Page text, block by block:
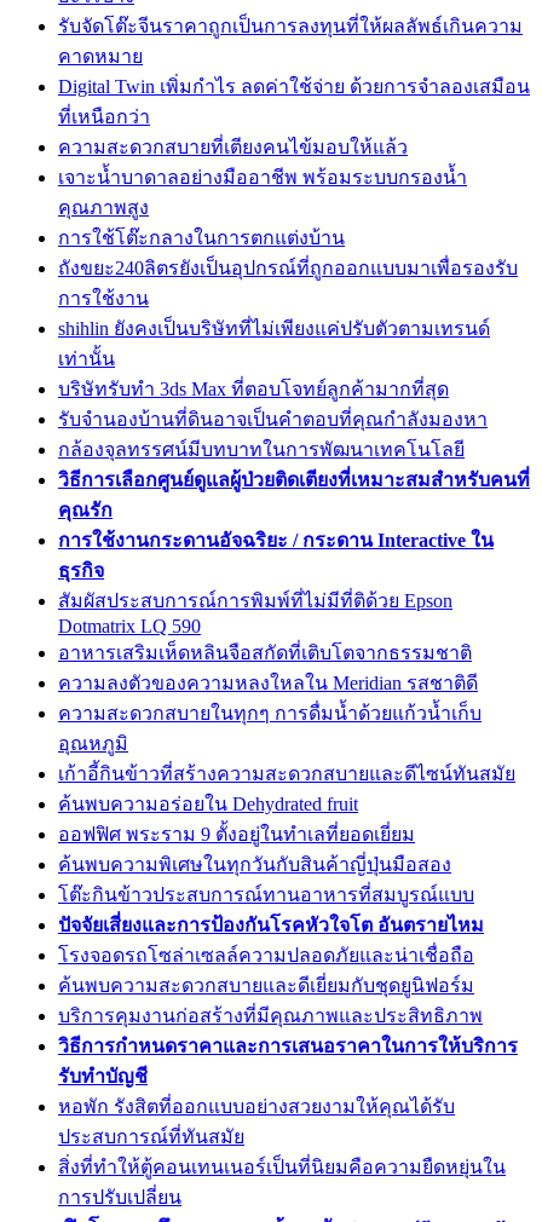
รับจัดโต๊ะจีนราคาถูกเป็นการลงทุนที่ให้ผลลัพธ์เกินความ
คาดหมาย
Digital Twin เพิ่มกำไร ลดค่าใช้จ่าย ด้วยการจำลองเสมือน
ที่เหนือกว่า
ความสะดวกสบายที่เตียงคนไข้มอบให้แล้ว
เจาะน้ำบาดาลอย่างมืออาชีพ พร้อมระบบกรองน้ำ
คุณภาพสูง
การใช้โต๊ะกลางในการตกแต่งบ้าน
ถังขยะ240ลิตรยังเป็นอุปกรณ์ที่ถูกออกแบบมาเพื่อรองรับ
การใช้งาน
shihlin ยังคงเป็นบริษัทที่ไม่เพียงแค่ปรับตัวตามเทรนด์
เท่านั้น
บริษัทรับทำ 3ds Max ที่ตอบโจทย์ลูกค้ามากที่สุด
รับจำนองบ้านที่ดินอาจเป็นคำตอบที่คุณกำลังมองหา
กล้องจุลทรรศน์มีบทบาทในการพัฒนาเทคโนโลยี
วิธีการเลือกศูนย์ดูแลผู้ป่วยติดเตียงที่เหมาะสมสำหรับคนที่
คุณรัก
การใช้งานกระดานอัจฉริยะ / กระดาน Interactive ใน
ธุรกิจ
สัมผัสประสบการณ์การพิมพ์ที่ไม่มีที่ติด้วย Epson
Dotmatrix LQ 590
อาหารเสริมเห็ดหลินจือสกัดที่เติบโตจากธรรมชาติ
ความลงตัวของความหลงใหลใน Meridian รสชาติดี
ความสะดวกสบายในทุกๆ การดื่มน้ำด้วยแก้วน้ำเก็บ
อุณหภูมิ
เก้าอี้กินข้าวที่สร้างความสะดวกสบายและดีไซน์ทันสมัย
ค้นพบความอร่อยใน Dehydrated fruit
ออฟฟิศ พระราม 9 ตั้งอยู่ในทำเลที่ยอดเยี่ยม
ค้นพบความพิเศษในทุกวันกับสินค้าญี่ปุ่นมือสอง
โต๊ะกินข้าวประสบการณ์ทานอาหารที่สมบูรณ์แบบ
ปัจจัยเสี่ยงและการป้องกันโรคหัวใจโต อันตรายไหม
โรงจอดรถโซล่าเซลล์ความปลอดภัยและน่าเชื่อถือ
ค้นพบความสะดวกสบายและดีเยี่ยมกับชุดยูนิฟอร์ม
บริการคุมงานก่อสร้างที่มีคุณภาพและประสิทธิภาพ
วิธีการกำหนดราคาและการเสนอราคาในการให้บริการ
รับทำบัญชี
หอพัก รังสิตที่ออกแบบอย่างสวยงามให้คุณได้รับ
ประสบการณ์ที่ทันสมัย
สิ่งที่ทำให้ตู้คอนเทนเนอร์เป็นที่นิยมคือความยืดหยุ่นใน
การปรับเปลี่ยน